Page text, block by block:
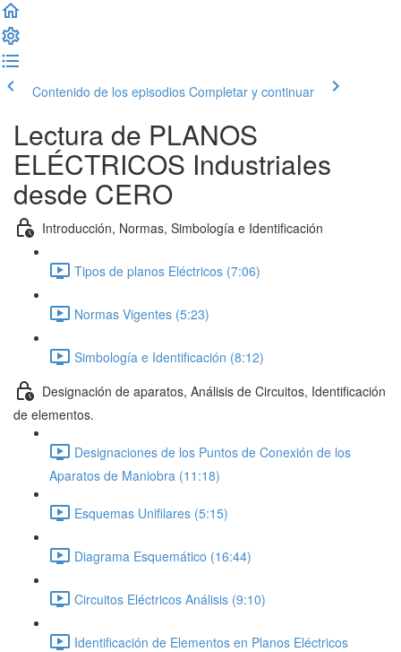
Contenido de los episodios Completar y continuar
Lectura de PLANOS
ELÉCTRICOS Industriales
desde CERO
Introducción, Normas, Simbología e Identificación
Tipos de planos Eléctricos (7:06)
Normas Vigentes (5:23)
Simbología e Identificación (8:12)
Designación de aparatos, Análisis de Circuitos, Identificación
de elementos.
Designaciones de los Puntos de Conexión de los
Aparatos de Maniobra (11:18)
Esquemas Unifilares (5:15)
Diagrama Esquemático (16:44)
Circuitos Eléctricos Análisis (9:10)
Identificación de Elementos en Planos Eléctricos